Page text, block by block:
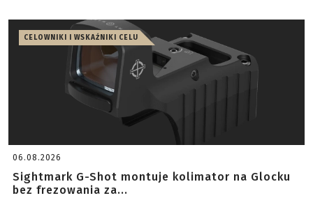
CELOWNIKI I WSKAŹNIKI CELU
06.08.2026
Sightmark G-Shot montuje kolimator na Glocku
bez frezowania za...